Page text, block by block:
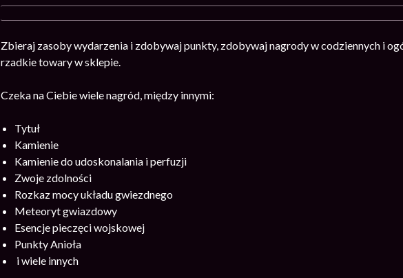
Zbieraj zasoby wydarzenia i zdobywaj punkty, zdobywaj nagrody w codziennych i
rzadkie towary w sklepie.
Czeka na Ciebie wiele nagród, między innymi:
Tytuł
Kamienie
Kamienie do udoskonalania i perfuzji
Zwoje zdolności
Rozkaz mocy układu gwiezdnego
Meteoryt gwiazdowy
Esencje pieczęci wojskowej
Punkty Anioła
i wiele innych